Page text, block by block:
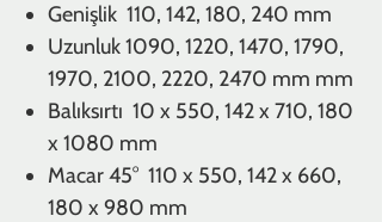
Genişlik 110, 142, 180, 240 mm
Uzunluk 1090, 1220, 1470, 1790,
1970, 2100, 2220, 2470 mm mm
Balıksırtı 10 x 550, 142 x 710, 180
x 1080 mm
Macar 45° 110 x 550, 142 x 660,
180 x 980 mm